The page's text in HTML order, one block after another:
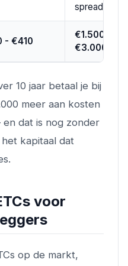
spread)
- €410
€1.500 -
€3.000+
10 jaar betaal je bij
meer aan kosten
dat is nog zonder
kapitaal dat
voor
op de markt,